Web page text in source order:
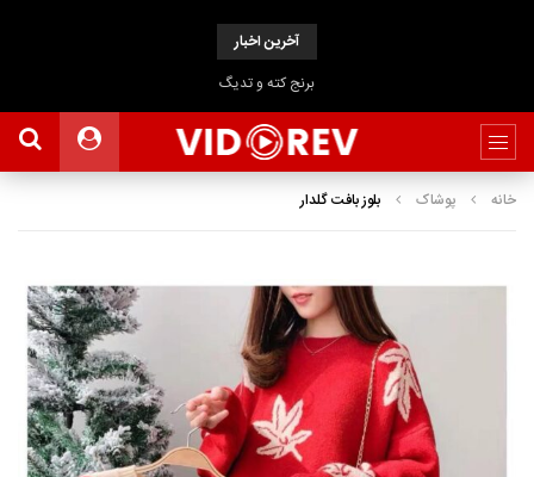
آخرین اخبار
برنج کته و تدیگ
خانه پوشاک بلوز بافت گلدار